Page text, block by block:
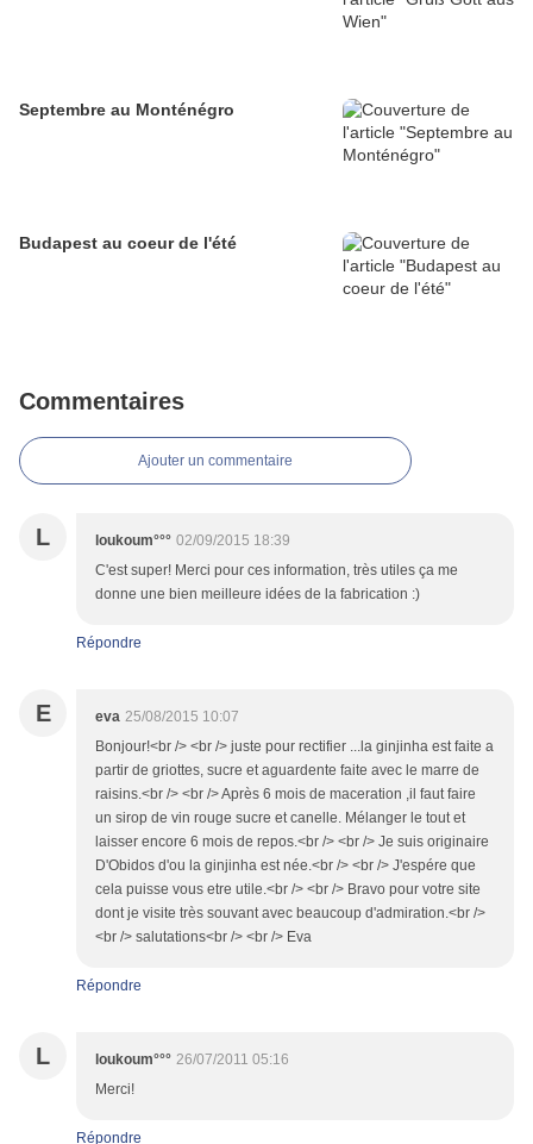
Septembre au Monténégro
Budapest au coeur de l'été
Commentaires
Ajouter un commentaire
L loukoum°°° 02/09/2015 18:39
C'est super! Merci pour ces information, très utiles ça me
donne une bien meilleure idées de la fabrication :)
Répondre
E eva 25/08/2015 10:07
Bonjour!<br /> <br /> juste pour rectifier ...la ginjinha est faite a
partir de griottes, sucre et aguardente faite avec le marre de
raisins.<br /> <br /> Après 6 mois de maceration ,il faut faire
un sirop de vin rouge sucre et canelle. Mélanger le tout et
laisser encore 6 mois de repos.<br /> <br /> Je suis originaire
D'Obidos d'ou la ginjinha est née.<br /> <br /> J'espére que
cela puisse vous etre utile.<br /> <br /> Bravo pour votre site
dont je visite très souvant avec beaucoup d'admiration.<br />
<br /> salutations<br /> <br /> Eva
Répondre
L loukoum°°° 26/07/2011 05:16
Merci!
Répondre